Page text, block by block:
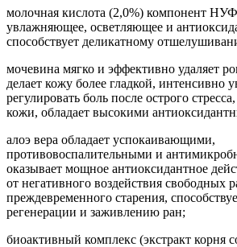
молочная кислота (2,0%) компонент
увлажняющее, осветляющее и
способствует деликатному
мочевина мягко и эффективно удаляет
делает кожу более гладкой, интенсивно
регулировать боль после острого
кожи, обладает высокими
алоэ вера обладает успокаивающими,
противовоспалительными и
оказывает мощное антиоксидантное
от негативного воздействия свободных
преждевременного старения,
регенерации и заживлению ран;
биоактивный комплекс (экстракт корня